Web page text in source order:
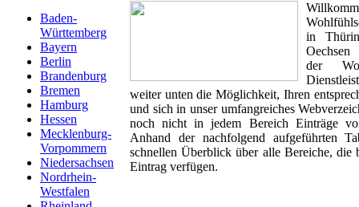
Baden-
Württemberg
Bayern
Berlin
Brandenburg
Bremen
Hamburg
Hessen
Mecklenburg-
Vorpommern
Niedersachsen
Nordrhein-
Westfalen
in
Oechsen
der
weiter unten die Möglichkeit, Ihren
und sich in unser umfangreiches
noch nicht in jedem Bereich Einträge
Anhand der nachfolgend aufgeführten
schnellen Überblick über alle Bereiche, die
Eintrag verfügen.